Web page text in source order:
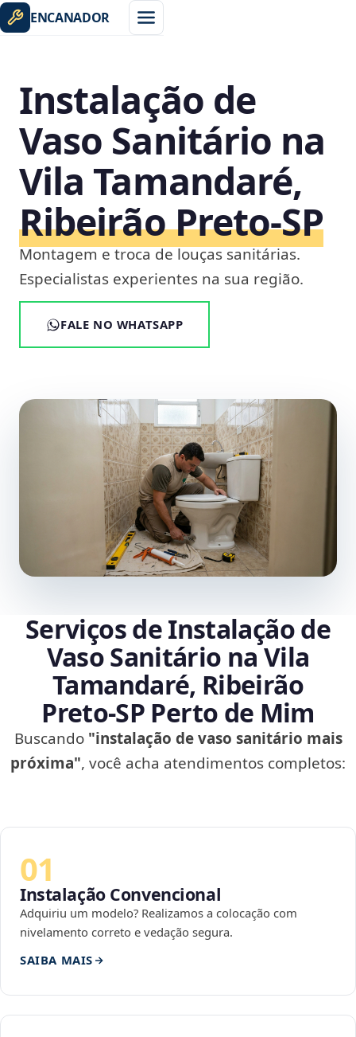
ENCANADOR
Instalação de
Vaso Sanitário na
Vila Tamandaré,
Ribeirão Preto‑SP
Montagem e troca de louças sanitárias.
Especialistas experientes na sua região.
FALE NO WHATSAPP
Serviços de Instalação de
Vaso Sanitário na Vila
Tamandaré, Ribeirão
Preto‑SP Perto de Mim
Buscando "instalação de vaso sanitário mais
próxima", você acha atendimentos completos:
01
Instalação Convencional
Adquiriu um modelo? Realizamos a colocação com
nivelamento correto e vedação segura.
SAIBA MAIS